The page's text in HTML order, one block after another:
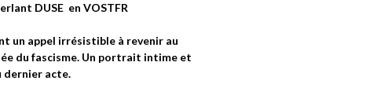
DUSE en VOSTFR
un appel irrésistible à revenir au
du fascisme. Un portrait intime et
dernier acte.